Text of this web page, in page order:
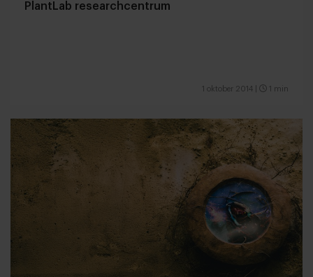
PlantLab researchcentrum
1 oktober 2014 1 min